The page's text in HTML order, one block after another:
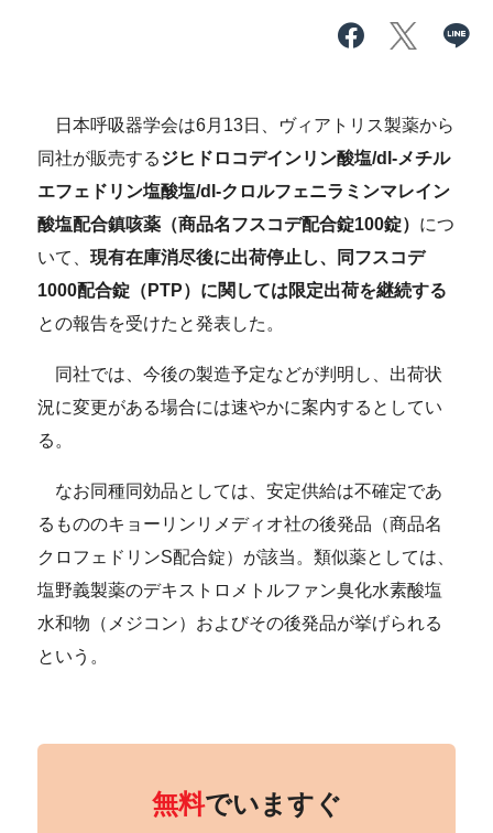
日本呼吸器学会は6月13日、ヴィアトリス製薬から
同社が販売するジヒドロコデインリン酸塩/dl-メチル
エフェドリン塩酸塩/dl-クロルフェニラミンマレイン
酸塩配合鎮咳薬（商品名フスコデ配合錠100錠） につ
いて、現有在庫消尽後に出荷停止し、同フスコデ
1000配合錠（PTP）に関しては限定出荷を継続する
との報告を受けたと発表した。
同社では、今後の製造予定などが判明し、出荷状
況に変更がある場合には速やかに案内するとしてい
る。
なお同種同効品としては、安定供給は不確定であ
るもののキョーリンリメディオ社の後発品（商品名
クロフェドリンS配合錠）が該当。類似薬としては、
塩野義製薬のデキストロメトルファン臭化水素酸塩
水和物（メジコン）およびその後発品が挙げられる
という。
無料でいますぐ